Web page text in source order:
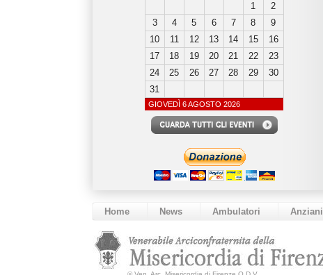
1
2
3
4 5 6 7 8
9
10
11 12 13 14 15
16
17
18 19 20 21 22
23
24
25 26 27 28 29
30
31
GIOVEDÌ 6 AGOSTO 2026
Home News Ambulatori Anziani